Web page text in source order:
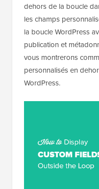
dehors de la boucle
les champs
la boucle WordPress
publication et
vous montrerons
personnalisés en
WordPress.